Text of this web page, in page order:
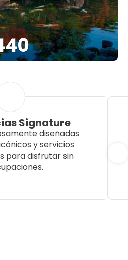
Signature
diseñadas
y servicios
para disfrutar sin